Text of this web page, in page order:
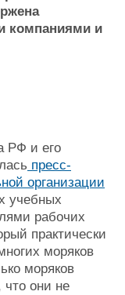
компаниями и
РФ и его
пресс-
организации
учебных
рабочих
практически
моряков
моряков
что они не